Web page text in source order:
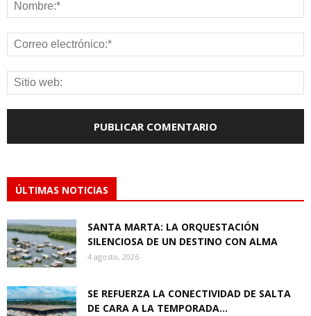
ÚLTIMAS NOTICIAS
SANTA MARTA: LA ORQUESTACIÓN
SILENCIOSA DE UN DESTINO CON ALMA
4 agosto, 2026
SE REFUERZA LA CONECTIVIDAD DE SALTA
DE CARA A LA TEMPORADA...